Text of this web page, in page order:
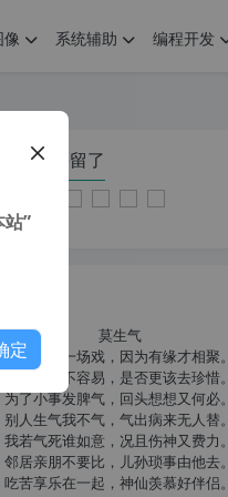
像 系统辅助 编程开发
在本页停留了
莫生气
人生就像一场戏，因为有缘才相聚。
相扶到老不容易，是否更该去珍惜。
为了小事发脾气，回头想想又何必。
别人生气我不气，气出病来无人替。
我若气死谁如意，况且伤神又费力。
邻居亲朋不要比，儿孙琐事由他去。
吃苦享乐在一起，神仙羡慕好伴侣。
”
定